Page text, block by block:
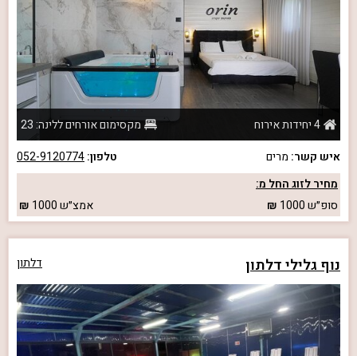
4 יחידות אירוח
מקסימום אורחים ללינה: 23
איש קשר: מרים טלפון:052-9120774
מחיר לזוג החל מ:
סופ״ש1000 אמצ״ש1000
נוף גלילי דלתון דלתון